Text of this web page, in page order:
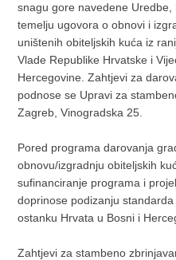
snagu gore navedene
temelju ugovora o obnovi i
uništenih obiteljskih kuća iz
Vlade Republike Hrvatske i
Hercegovine. Zahtjevi za
podnose se Upravi za
Zagreb, Vinogradska 25.
Pored programa darovanja
obnovu/izgradnju obiteljskih
sufinanciranje programa i
doprinose podizanju
ostanku Hrvata u Bosni i
Zahtjevi za stambeno